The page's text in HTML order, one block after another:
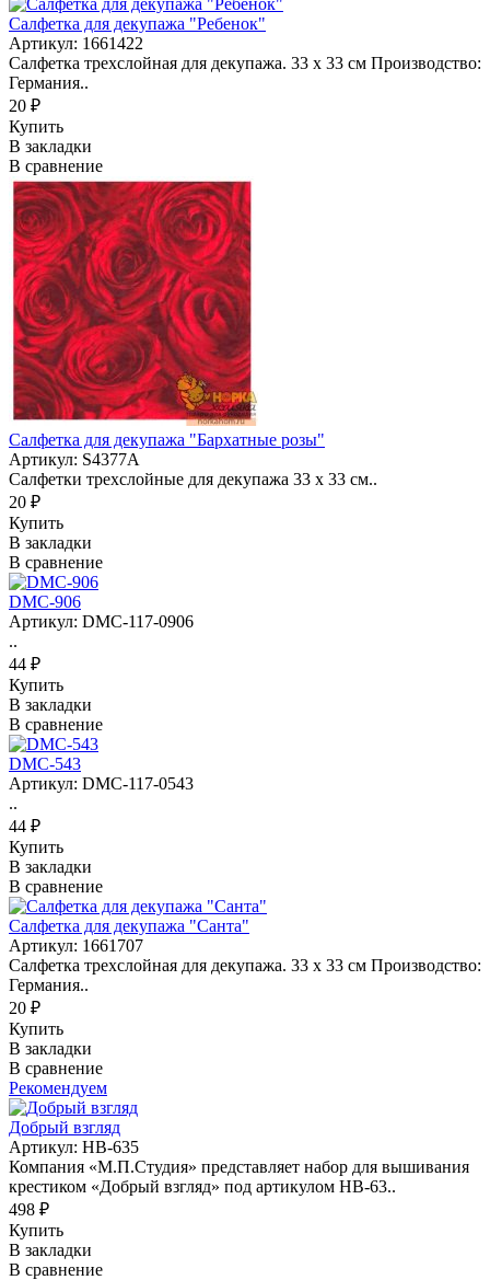
Салфетка для декупажа "Ребенок"
Артикул: 1661422
Салфетка трехслойная для декупажа. 33 х 33 см Производство:
Германия..
20 ₽
Купить
В закладки
В сравнение
Салфетка для декупажа "Бархатные розы"
Артикул: S4377A
Салфетки трехслойные для декупажа 33 х 33 см..
20 ₽
Купить
В закладки
В сравнение
DMC-906
Артикул: DMC-117-0906
..
44 ₽
Купить
В закладки
В сравнение
DMC-543
Артикул: DMC-117-0543
..
44 ₽
Купить
В закладки
В сравнение
Салфетка для декупажа "Санта"
Артикул: 1661707
Салфетка трехслойная для декупажа. 33 х 33 см Производство:
Германия..
20 ₽
Купить
В закладки
В сравнение
Рекомендуем
Добрый взгляд
Артикул: НВ-635
Компания «М.П.Студия» представляет набор для вышивания
крестиком «Добрый взгляд» под артикулом НВ-63..
498 ₽
Купить
В закладки
В сравнение